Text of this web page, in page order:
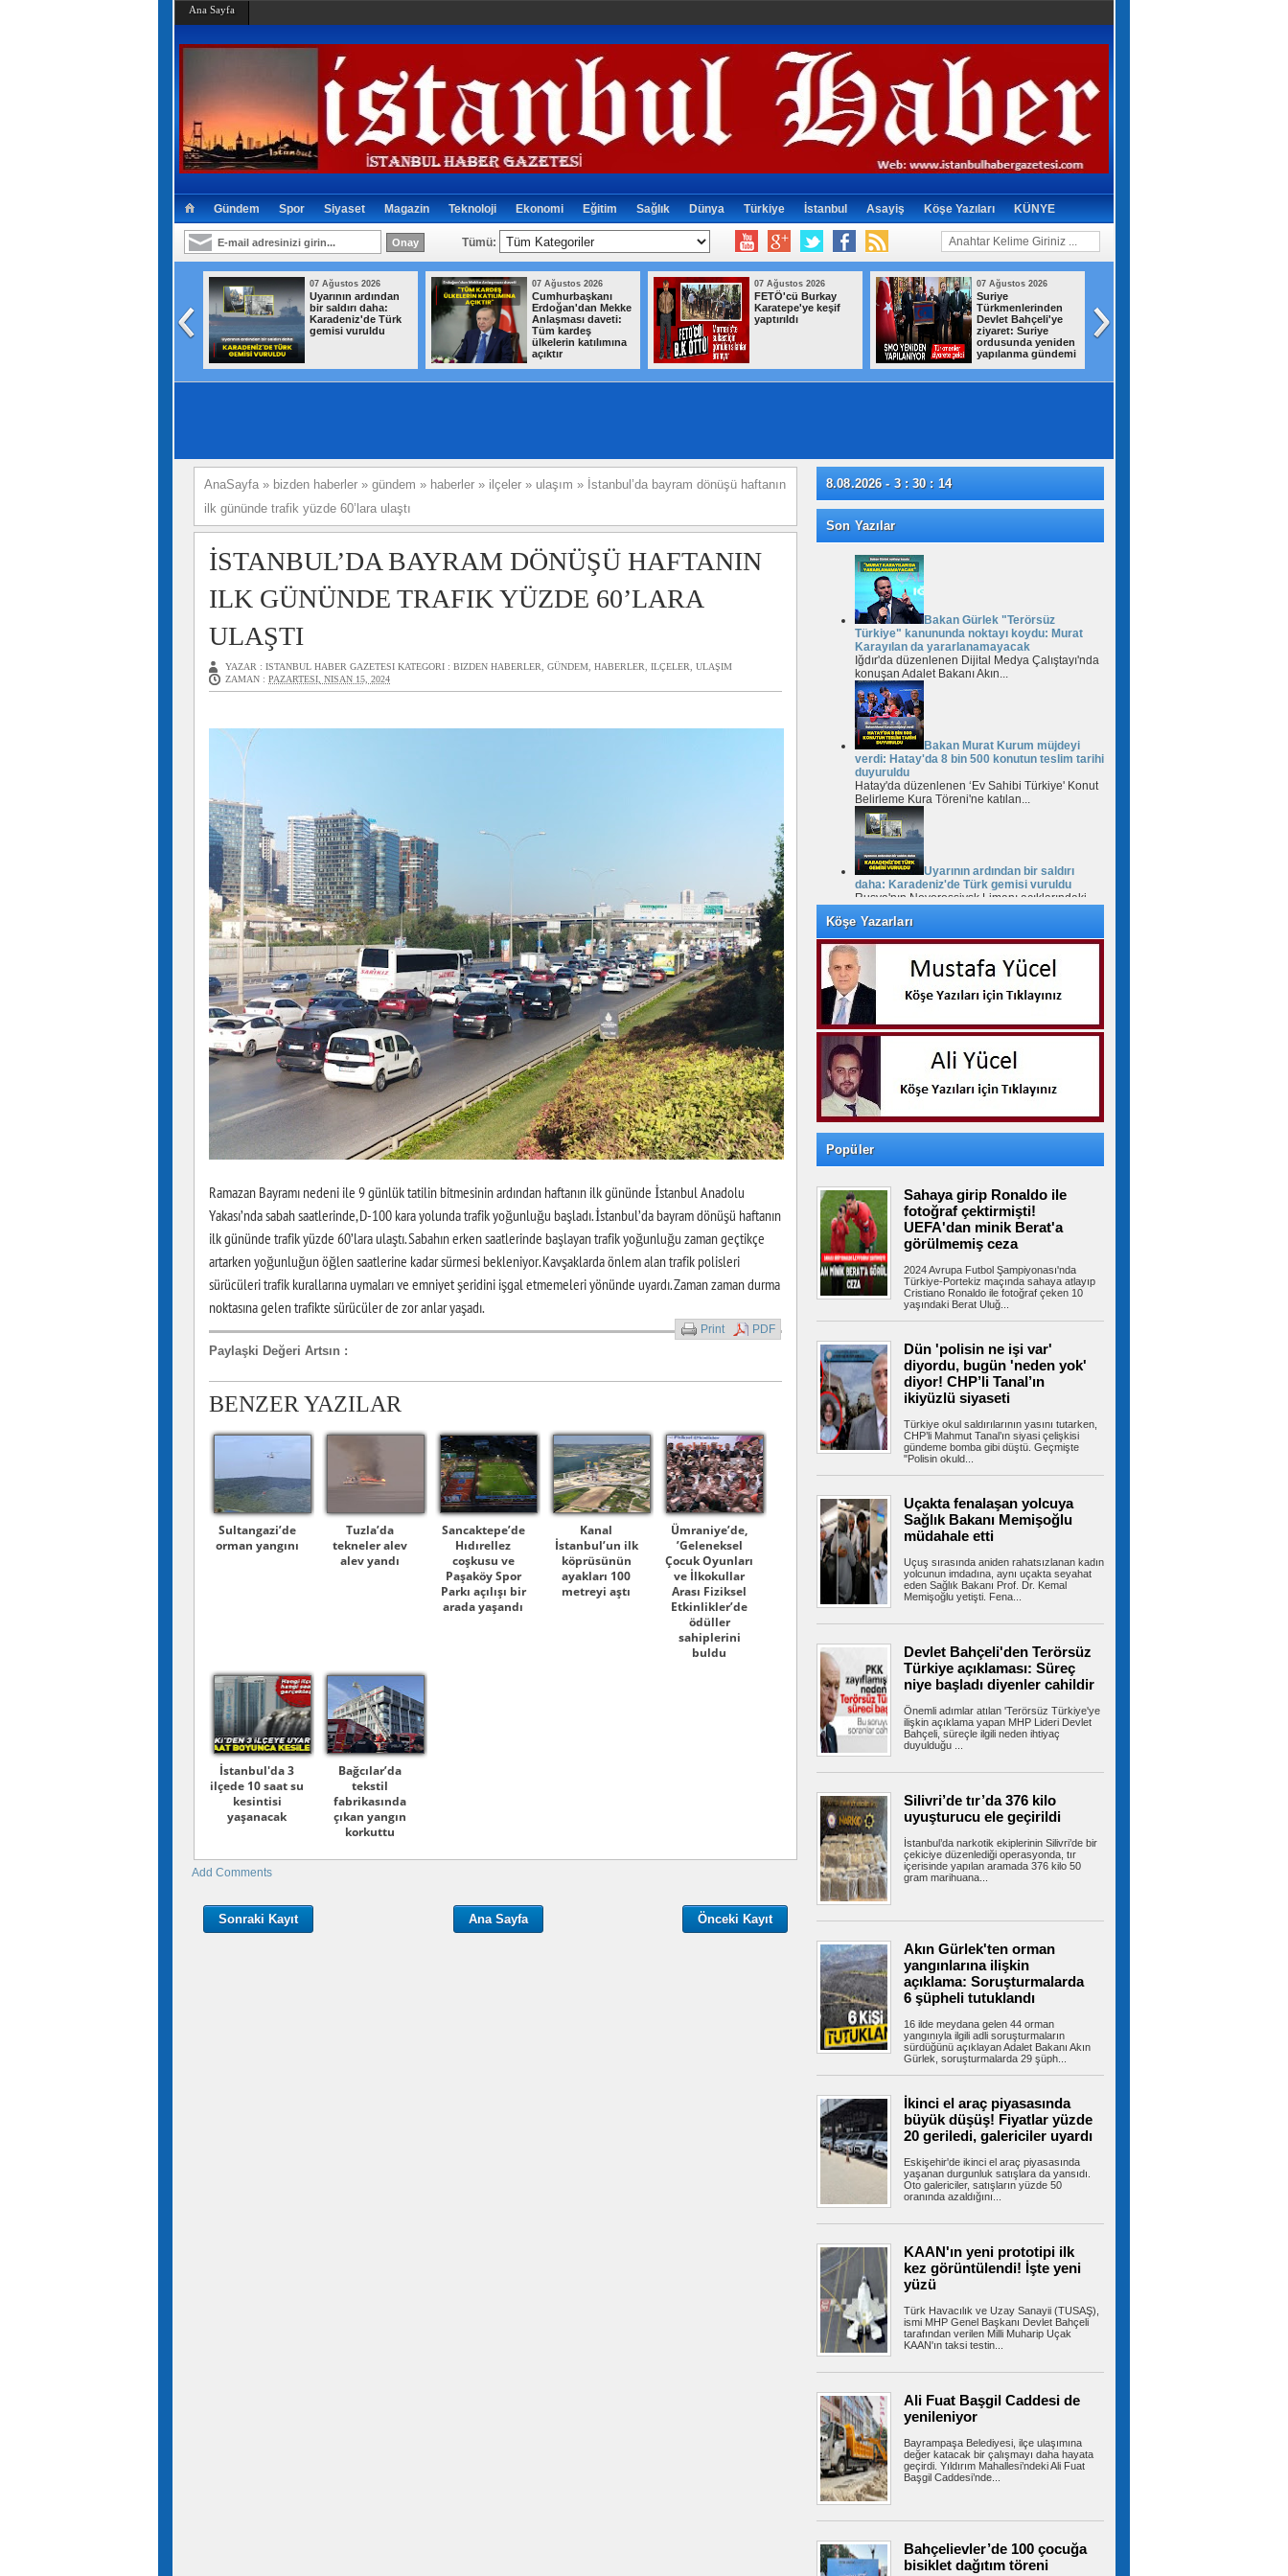
Ana Sayfa
Gündem Spor Siyaset Magazin Teknoloji Ekonomi Eğitim Sağlık Dünya Türkiye İstanbul Asayiş Köşe Yazıları KÜNYE
Tümü:
07 Ağustos 2026
Uyarının ardından
bir saldırı daha:
Karadeniz'de Türk
gemisi vuruldu
07 Ağustos 2026
Cumhurbaşkanı
Erdoğan'dan Mekke
Anlaşması daveti:
Tüm kardeş
ülkelerin katılımına
açıktır
07 Ağustos 2026
FETÖ'cü Burkay
Karatepe'ye keşif
yaptırıldı
07 Ağustos 2026
Suriye
Türkmenlerinden
Devlet Bahçeli'ye
ziyaret: Suriye
ordusunda yeniden
yapılanma gündemi
AnaSayfa » bizden haberler » gündem » haberler » ilçeler » ulaşım » İstanbul’da bayram dönüşü haftanın
ilk gününde trafik yüzde 60’lara ulaştı
İSTANBUL’DA BAYRAM DÖNÜŞÜ HAFTANIN
ILK GÜNÜNDE TRAFIK YÜZDE 60’LARA
ULAŞTI
YAZAR : ISTANBUL HABER GAZETESI KATEGORI : BIZDEN HABERLER, GÜNDEM, HABERLER, ILÇELER, ULAŞIM
ZAMAN : PAZARTESI, NISAN 15, 2024
Ramazan Bayramı nedeni ile 9 günlük tatilin bitmesinin ardından haftanın ilk gününde İstanbul Anadolu
Yakası’nda sabah saatlerinde, D-100 kara yolunda trafik yoğunluğu başladı. İstanbul’da bayram dönüşü haftanın
ilk gününde trafik yüzde 60’lara ulaştı. Sabahın erken saatlerinde başlayan trafik yoğunluğu zaman geçtikçe
artarken yoğunluğun öğlen saatlerine kadar sürmesi bekleniyor. Kavşaklarda önlem alan trafik polisleri
sürücüleri trafik kurallarına uymaları ve emniyet şeridini işgal etmemeleri yönünde uyardı. Zaman zaman durma
noktasına gelen trafikte sürücüler de zor anlar yaşadı.
Paylaşki Değeri Artsın :
Print PDF
BENZER YAZILAR
Sultangazi’de
orman yangını
Tuzla’da
tekneler alev
alev yandı
Sancaktepe’de
Hıdırellez
coşkusu ve
Paşaköy Spor
Parkı açılışı bir
arada yaşandı
Kanal
İstanbul’un ilk
köprüsünün
ayakları 100
metreyi aştı
Ümraniye’de,
’Geleneksel
Çocuk Oyunları
ve İlkokullar
Arası Fiziksel
Etkinlikler’de
ödüller
sahiplerini
buldu
İstanbul'da 3
ilçede 10 saat su
kesintisi
yaşanacak
Bağcılar’da
tekstil
fabrikasında
çıkan yangın
korkuttu
Add Comments
Sonraki Kayıt Önceki Kayıt
Ana Sayfa
8.08.2026 - 3 : 30 : 14
Son Yazılar
Bakan Gürlek "Terörsüz
Türkiye" kanununda noktayı koydu: Murat
Karayılan da yararlanamayacak
Iğdır'da düzenlenen Dijital Medya Çalıştayı'nda
konuşan Adalet Bakanı Akın...
Bakan Murat Kurum müjdeyi
verdi: Hatay'da 8 bin 500 konutun teslim tarihi
duyuruldu
Hatay'da düzenlenen ‘Ev Sahibi Türkiye' Konut
Belirleme Kura Töreni'ne katılan...
Uyarının ardından bir saldırı
daha: Karadeniz'de Türk gemisi vuruldu
Rusya'nın Novorossiysk Limanı açıklarındaki
Mekke Anlaşması daveti: Tüm kardeş
Cumhurbaşkanı Recep Tayyip Erdoğan, Mekke
Ortak Savunma Anlaşması hakkında,...
keşif yaptırıldı
10 yıl sonra Afyonkarahisar’da yakalanan
FETÖ'cü Burkay Karatepe'nin ifadesi...
Suriye Türkmenlerinden Devlet
Bahçeli'ye ziyaret: Suriye ordusunda yeniden
yapılanma gündemi
Suriye Türkmenlerinden bir heyet, Devlet
Bahçeli'yi ziyaret etti. Ziyaretin...
Gizli depodan dikkat çeken
görüntüler! İran, savaş ganimetlerini sergiledi
İran, savaş sırasında düşürdüğü ABD-İsrail'e ait
uçak ve İHA'ların...
Hür Ağbaba'nın para trafiği
MASAK raporunda! Ağabey Veli Ağbaba'ya
İzmir Büyükşehir Belediyesi'ne yönelik ikinci
dalga operasyonda tutuklanan...
İstanbul’da sıcak hava ve nem
bunalttı: Kireçburnu Sahili Antalya plajlarını
aratmadı
İstanbul’da etkisini sürdüren sıcak ve nemli
Tuzla’da 2 katlı işçi konteynerleri
alevlere teslim oldu
Tuzla’da 2 katlı işçi konteynerinde çıkan yangın
ekiplerin müdahalesiyle...
İBB’den Kızılay’a meydanda yer
çıkmadı, Bahçelievler Belediyesi yer tahsis
etti
İstanbul’un en yoğun yaya trafiğine ve toplu
taşıma aktarma noktalarına sahip...
Bayrampaşa’da kamyonun
çarptığı yaşlı adam hayatını kaybetti
Bayrampaşa'da yolun karşısına geçmeye
çalışan yaşlı adama kamyon çarptı. Yaşlı...
Bayrampaşa’nın geleceği ada
bazlı dönüşümle şekilleniyor
güvenli, planlı ve yaşanabilir bir...
Ümraniye’de 3 katlı binanın
balkonu çöktü: 2 araç hasar gördü
Ümraniye’de 3 katlı binanın 2’nci kat
balkonunda çökme meydana geldi. Olayda...
Ümraniye’de otluk alanda
korkutan yangın: Mikser hortumuyla
müdahale edildi
Ümraniye TEM Otoyolu kenarındaki otluk
alanda yangın meydana geldi. Yangın...
Türkiye, Suudi Arabistan ve
Pakistan üçlü savunma anlaşması imzaladı
Cumhurbaşkanı Erdoğan, çalışma ziyareti
kapsamında gittiği Suudi Arabistan'da...
Kartal’da park halindeki minibüs
KARTAL’da park halindeki minibüste henüz
bilinmeyen bir nedenle yangın çıktı....
Köşe Yazarları
Popüler
Sahaya girip Ronaldo ile
fotoğraf çektirmişti!
UEFA'dan minik Berat'a
görülmemiş ceza
2024 Avrupa Futbol Şampiyonası'nda
Türkiye-Portekiz maçında sahaya atlayıp
Cristiano Ronaldo ile fotoğraf çeken 10
yaşındaki Berat Uluğ...
Dün 'polisin ne işi var'
diyordu, bugün 'neden yok'
diyor! CHP’li Tanal’ın
ikiyüzlü siyaseti
Türkiye okul saldırılarının yasını tutarken,
CHP’li Mahmut Tanal’ın siyasi çelişkisi
gündeme bomba gibi düştü. Geçmişte
"Polisin okuld...
Uçakta fenalaşan yolcuya
Sağlık Bakanı Memişoğlu
müdahale etti
Uçuş sırasında aniden rahatsızlanan kadın
yolcunun imdadına, aynı uçakta seyahat
eden Sağlık Bakanı Prof. Dr. Kemal
Memişoğlu yetişti. Fena...
Devlet Bahçeli'den Terörsüz
Türkiye açıklaması: Süreç
niye başladı diyenler cahildir
Önemli adımlar atılan 'Terörsüz Türkiye'ye
ilişkin açıklama yapan MHP Lideri Devlet
Bahçeli, süreçle ilgili neden ihtiyaç
duyulduğu ...
Silivri’de tır’da 376 kilo
uyuşturucu ele geçirildi
İstanbul’da narkotik ekiplerinin Silivri’de bir
çekiciye düzenlediği operasyonda, tır
içerisinde yapılan aramada 376 kilo 50
gram marihuana...
Akın Gürlek'ten orman
yangınlarına ilişkin
açıklama: Soruşturmalarda
6 şüpheli tutuklandı
16 ilde meydana gelen 44 orman
yangınıyla ilgili adli soruşturmaların
sürdüğünü açıklayan Adalet Bakanı Akın
Gürlek, soruşturmalarda 29 şüph...
İkinci el araç piyasasında
büyük düşüş! Fiyatlar yüzde
20 geriledi, galericiler uyardı
Eskişehir'de ikinci el araç piyasasında
yaşanan durgunluk satışlara da yansıdı.
Oto galericiler, satışların yüzde 50
oranında azaldığını...
KAAN'ın yeni prototipi ilk
kez görüntülendi! İşte yeni
yüzü
Türk Havacılık ve Uzay Sanayii (TUSAŞ),
ismi MHP Genel Başkanı Devlet Bahçeli
tarafından verilen Milli Muharip Uçak
KAAN'ın taksi testin...
Ali Fuat Başgil Caddesi de
yenileniyor
Bayrampaşa Belediyesi, ilçe ulaşımına
değer katacak bir çalışmayı daha hayata
geçirdi. Yıldırım Mahallesi’ndeki Ali Fuat
Başgil Caddesi’nde...
Bahçelievler’de 100 çocuğa
bisiklet dağıtım töreni